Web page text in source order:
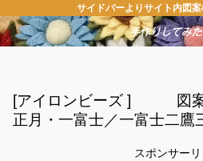
サイドバーよりサイト内図
[アイロンビーズ ] 図案
正月・一富士／一富士二鷹
スポンサーリ